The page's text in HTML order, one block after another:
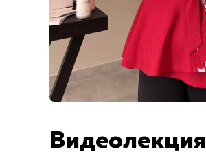
Видеолекция